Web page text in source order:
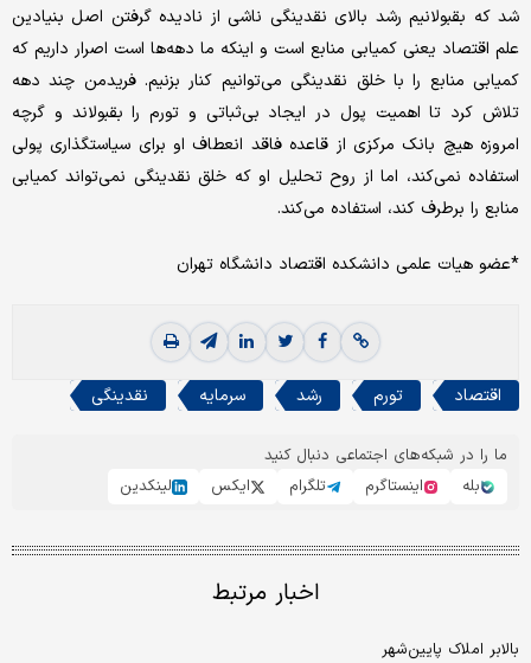
شد که بقبولانیم رشد بالای نقدینگی ناشی از نادیده گرفتن اصل بنیادین
علم اقتصاد یعنی کمیابی منابع است و اینکه ما دهه‌ها است اصرار داریم که
کمیابی منابع را با خلق نقدینگی می‌توانیم کنار بزنیم. فریدمن چند دهه
تلاش کرد تا اهمیت پول در ایجاد بی‌‌ثباتی و تورم را بقبولاند و گرچه
امروزه هیچ بانک مرکزی از قاعده فاقد انعطاف او برای سیاستگذاری پولی
استفاده نمی‌‌کند، اما از روح تحلیل او که خلق نقدینگی نمی‌تواند کمیابی
منابع را برطرف کند، استفاده می‌‌کند.
*عضو هیات علمی دانشکده اقتصاد دانشگاه تهران
اقتصاد تورم رشد سرمایه نقدینگی
ما را در شبکه‌های اجتماعی دنبال کنید
بله
اینستاگرم تلگرام ایکس لینکدین
اخبار مرتبط
بالابر املاک پایین‌شهر